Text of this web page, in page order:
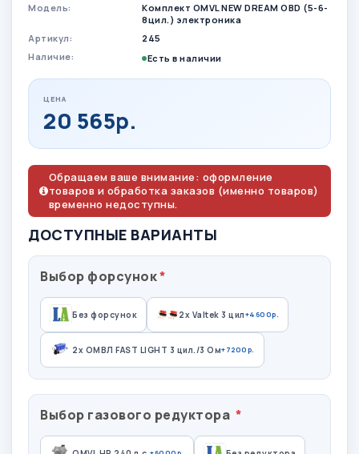
Модель:
Комплект OMVL NEW DREAM OBD (5-6-
8цил.) электроника
Артикул:
245
Наличие:
Есть в наличии
ЦЕНА
20 565р.
Обращаем ваше внимание: оформление
товаров и обработка заказов (именно товаров)
временно недоступны.
ДОСТУПНЫЕ ВАРИАНТЫ
Выбор форсунок
Без форсунок 2х Valtek 3 цил+4600р.
2х ОМВЛ FAST LIGHT 3 цил./3 Ом+7200р.
Выбор газового редуктора